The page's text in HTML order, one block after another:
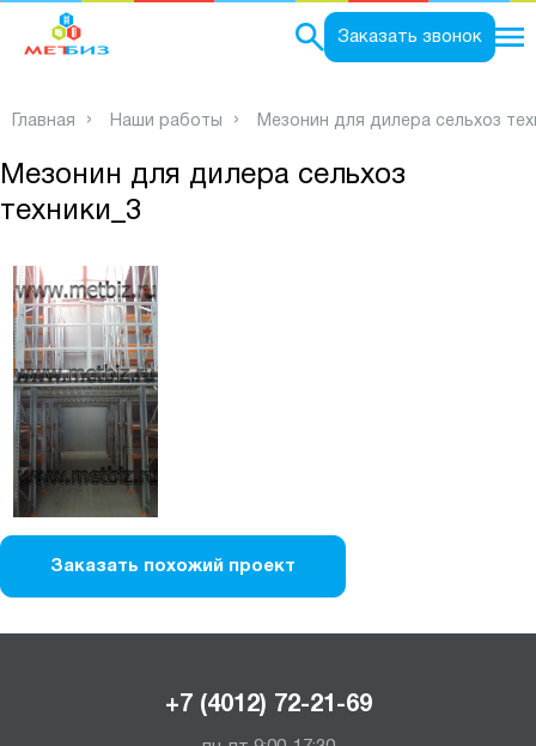
Заказать звонок
Главная Наши работы Мезонин для дилера сельхоз
Мезонин для дилера сельхоз
техники_3
Заказать похожий проект
+7 (4012) 72-21-69